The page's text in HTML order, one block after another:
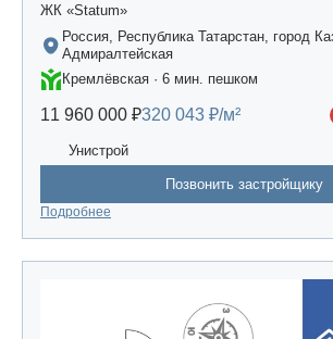
ЖК «Statum»
Россия, Республика Татарстан, город
Адмиралтейская
Кремлёвская · 6 мин. пешком
11 960 000 ₽320 043 ₽/м²
Унистрой
Позвонить застройщику
Подробнее